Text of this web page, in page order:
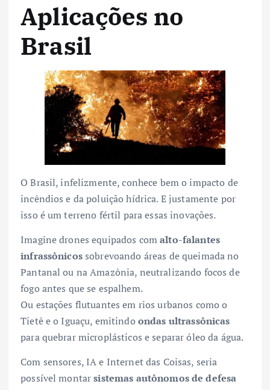
Aplicações no
Brasil
O Brasil, infelizmente, conhece bem o impacto de
incêndios e da poluição hídrica. E justamente por
isso é um terreno fértil para essas inovações.
Imagine drones equipados comalto-falantes
infrassônicossobrevoando áreas de queimada no
Pantanal ou na Amazônia, neutralizando focos de
fogo antes que se espalhem.
Ou estações flutuantes em rios urbanos como o
Tietê e o Iguaçu, emitindoondas ultrassônicas
para quebrar microplásticos e separar óleo da água.
Com sensores, IA e Internet das Coisas, seria
possível montarsistemas autônomos de defesa